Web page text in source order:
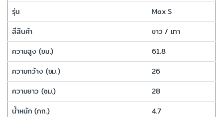
รุ่น
Max S
สีสินค้า
ขาว / เทา
ความสูง (ซม.)
61.8
ความกว้าง (ซม.)
26
ความยาว (ซม.)
28
น้ำหนัก (กก.)
4.7